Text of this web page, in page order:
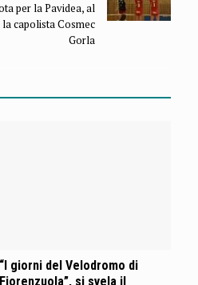
per la Pavidea, al
capolista Cosmec
Gorla
“I giorni del Velodromo di
Fiorenzuola”, si svela il